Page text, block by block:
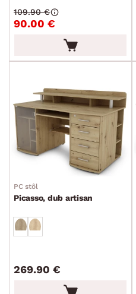
90.00 €
109.90 €
PC stôl
Picasso, dub artisan
269.90 €